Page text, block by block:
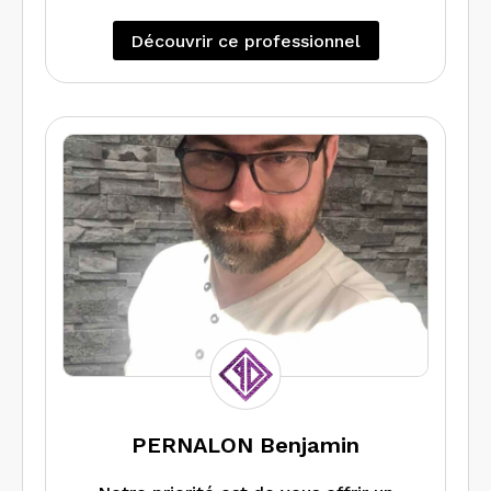
Découvrir ce professionnel
PERNALON Benjamin